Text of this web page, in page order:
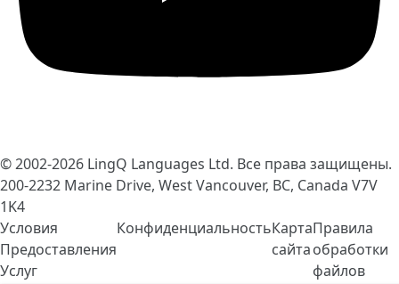
© 2002-2026 LingQ Languages Ltd. Все права защищены.
200-2232 Marine Drive, West Vancouver, BC, Canada V7V
1K4
Условия
Предоставления
Услуг
КонфиденциальностьКарта
сайта
Правила
обработки
файлов